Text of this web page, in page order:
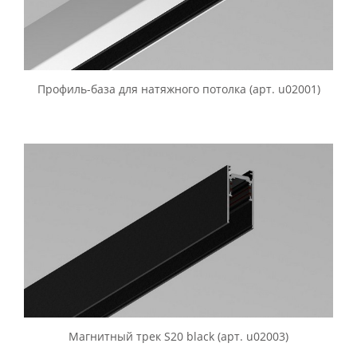
Профиль-база для натяжного потолка (арт. u02001)
Магнитный трек S20 black (арт. u02003)